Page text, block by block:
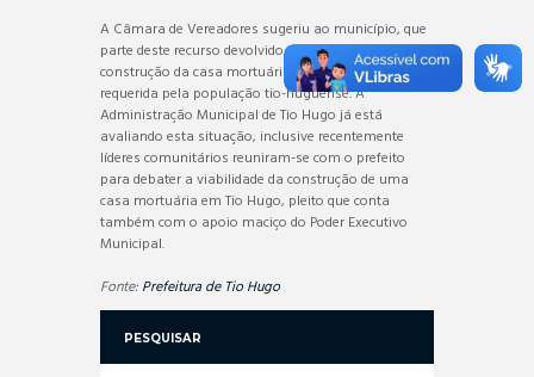
A Câmara de Vereadores sugeriu ao município, que
parte deste recurso devolvido seja aplicado na
construção da casa mortuária, demanda muito
requerida pela população tio-huguense. A
Administração Municipal de Tio Hugo já está
avaliando esta situação, inclusive recentemente
líderes comunitários reuniram-se com o prefeito
para debater a viabilidade da construção de uma
casa mortuária em Tio Hugo, pleito que conta
também com o apoio maciço do Poder Executivo
Municipal.
Fonte: Prefeitura de Tio Hugo
PESQUISAR